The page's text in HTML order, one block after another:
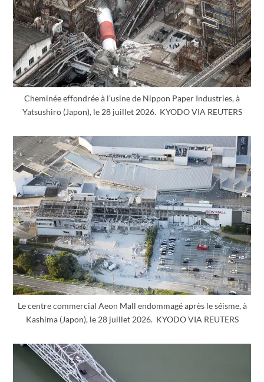
Cheminée effondrée à l’usine de Nippon Paper Industries, à
Yatsushiro (Japon), le 28 juillet 2026. KYODO VIA REUTERS
Le centre commercial Aeon Mall endommagé après le séisme, à
Kashima (Japon), le 28 juillet 2026. KYODO VIA REUTERS